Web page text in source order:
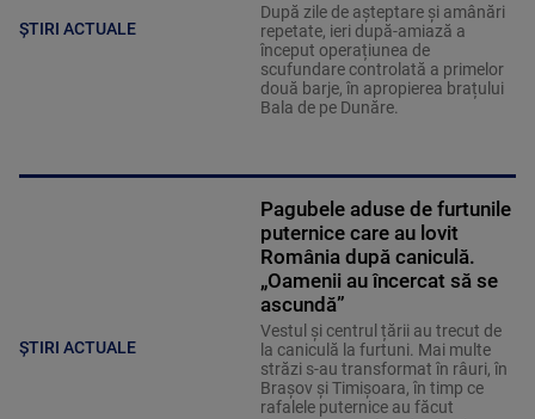
ȘTIRI ACTUALE
După zile de așteptare și amânări
repetate, ieri după-amiază a
început operațiunea de
scufundare controlată a primelor
două barje, în apropierea brațului
Bala de pe Dunăre.
ȘTIRI ACTUALE
Pagubele aduse de furtunile
puternice care au lovit
România după caniculă.
„Oamenii au încercat să se
ascundă”
Vestul și centrul țării au trecut de
la caniculă la furtuni. Mai multe
străzi s-au transformat în râuri, în
Brașov și Timișoara, în timp ce
rafalele puternice au făcut